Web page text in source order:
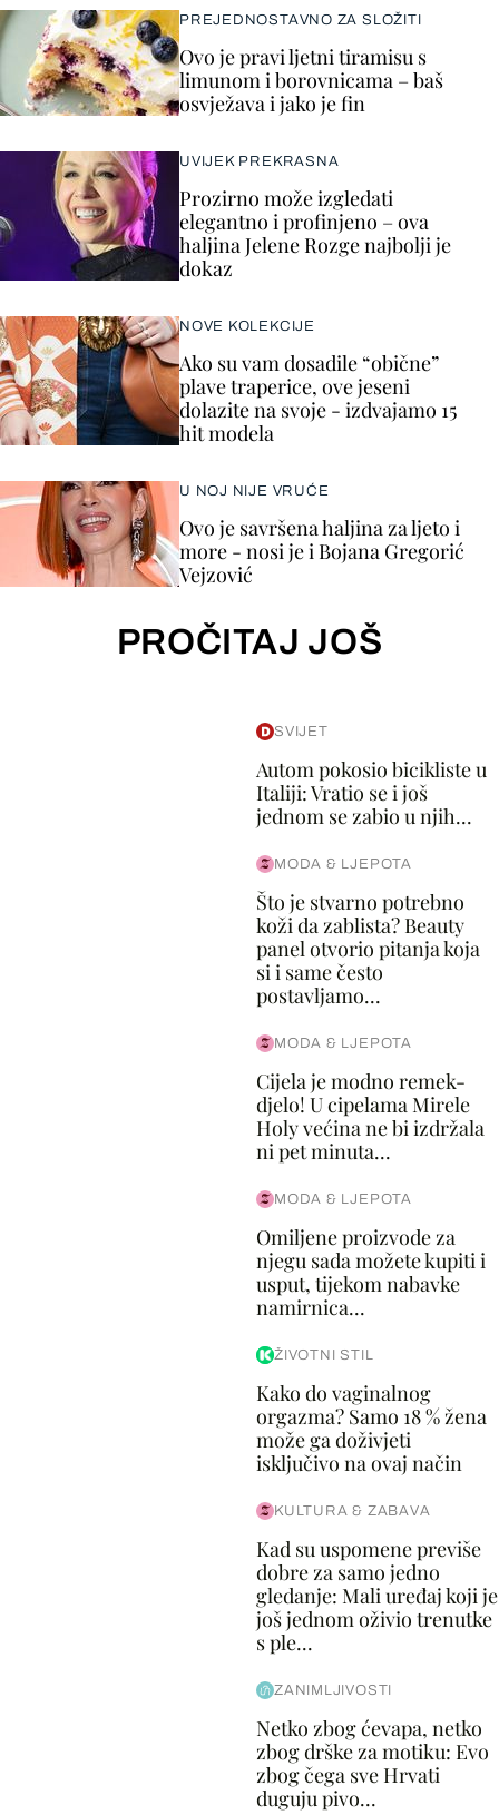
PREJEDNOSTAVNO ZA SLOŽITI
Ovo je pravi ljetni tiramisu s
limunom i borovnicama – baš
osvježava i jako je fin
UVIJEK PREKRASNA
Prozirno može izgledati
elegantno i profinjeno – ova
haljina Jelene Rozge najbolji je
dokaz
NOVE KOLEKCIJE
Ako su vam dosadile “obične”
plave traperice, ove jeseni
dolazite na svoje - izdvajamo 15
hit modela
U NOJ NIJE VRUĆE
Ovo je savršena haljina za ljeto i
more - nosi je i Bojana Gregorić
Vejzović
PROČITAJ JOŠ
SVIJET
Autom pokosio bicikliste u
Italiji: Vratio se i još
jednom se zabio u njih...
MODA & LJEPOTA
Što je stvarno potrebno
koži da zablista? Beauty
panel otvorio pitanja koja
si i same često
postavljamo...
MODA & LJEPOTA
Cijela je modno remek-
djelo! U cipelama Mirele
Holy većina ne bi izdržala
ni pet minuta...
MODA & LJEPOTA
Omiljene proizvode za
njegu sada možete kupiti i
usput, tijekom nabavke
namirnica...
ŽIVOTNI STIL
Kako do vaginalnog
orgazma? Samo 18 % žena
može ga doživjeti
isključivo na ovaj način
KULTURA & ZABAVA
Kad su uspomene previše
dobre za samo jedno
gledanje: Mali uređaj koji je
još jednom oživio trenutke
s ple...
ZANIMLJIVOSTI
Netko zbog ćevapa, netko
zbog drške za motiku: Evo
zbog čega sve Hrvati
duguju pivo...